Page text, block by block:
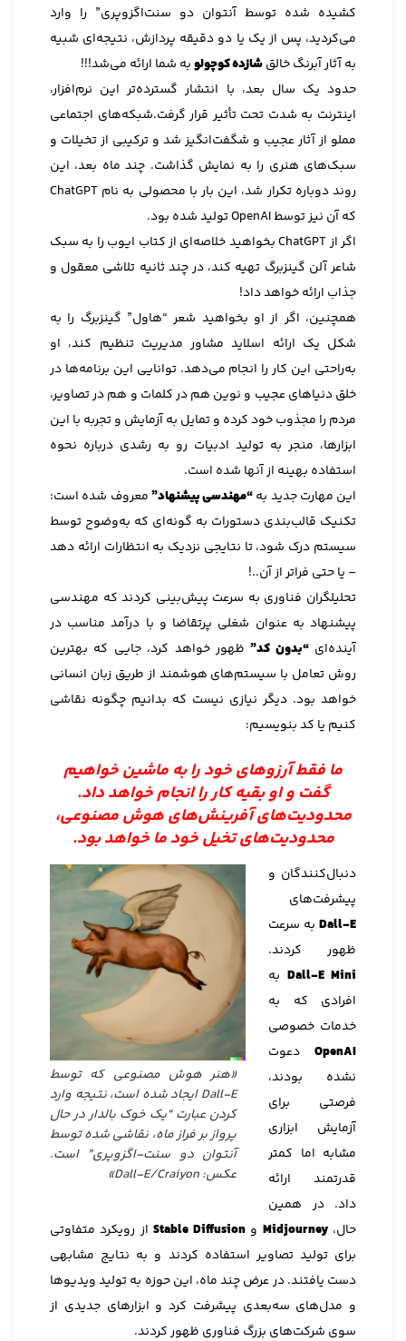
کشیده شده توسط آنتوان دو سنت‌اگزوپری” را وارد
می‌کردید، پس از یک یا دو دقیقه پردازش، نتیجه‌ای شبیه
به آثار آبرنگ خالقشازده کوچولوبه شما ارائه می‌شد!!!
حدود یک سال بعد، با انتشار گسترده‌تر این نرم‌افزار،
اینترنت به شدت تحت تأثیر قرار گرفت.شبکه‌های اجتماعی
مملو از آثار عجیب و شگفت‌انگیز شد و ترکیبی از تخیلات و
سبک‌های هنری را به نمایش گذاشت. چند ماه بعد، این
روند دوباره تکرار شد، این بار با محصولی به نام ChatGPT
که آن نیز توسط OpenAI تولید شده بود.
اگر از ChatGPT بخواهید خلاصه‌ای از کتاب ایوب را به سبک
شاعر آلن گینزبرگ تهیه کند، در چند ثانیه تلاشی معقول و
جذاب ارائه خواهد داد!
همچنین، اگر از او بخواهید شعر “هاول” گینزبرگ را به
شکل یک ارائه اسلاید مشاور مدیریت تنظیم کند، او
به‌راحتی این کار را انجام می‌دهد. توانایی این برنامه‌ها در
خلق دنیاهای عجیب و نوین هم در کلمات و هم در تصاویر،
مردم را مجذوب خود کرده و تمایل به آزمایش و تجربه با این
ابزارها، منجر به تولید ادبیات رو به رشدی درباره نحوه
استفاده بهینه از آنها شده است.
این مهارت جدید به“مهندسی پیشنهاد”معروف شده است:
تکنیک قالب‌بندی دستورات به گونه‌ای که به‌وضوح توسط
سیستم درک شود، تا نتایجی نزدیک به انتظارات ارائه دهد
– یا حتی فراتر از آن..!
تحلیلگران فناوری به سرعت پیش‌بینی کردند که مهندسی
پیشنهاد به عنوان شغلی پرتقاضا و با درآمد مناسب در
آینده‌ای“بدون کد”ظهور خواهد کرد، جایی که بهترین
روش تعامل با سیستم‌های هوشمند از طریق زبان انسانی
خواهد بود. دیگر نیازی نیست که بدانیم چگونه نقاشی
کنیم یا کد بنویسیم:
ما فقط آرزوهای خود را به ماشین خواهیم
گفت و او بقیه کار را انجام خواهد داد.
محدودیت‌های آفرینش‌های هوش مصنوعی،
محدودیت‌های تخیل خود ما خواهد بود.
«هنر هوش مصنوعی که توسط
Dall-E ایجاد شده است، نتیجه وارد
کردن عبارت “یک خوک بالدار در حال
پرواز بر فراز ماه، نقاشی شده توسط
آنتوان دو سنت-اگزوپری” است.
عکس: Dall-E/Craiyon»
دنبال‌کنندگان و
پیشرفت‌های
Dall-E به سرعت
ظهور کردند.
Dall-E Mini به
افرادی که به
خدمات خصوصی
OpenAI دعوت
نشده بودند،
فرصتی برای
آزمایش ابزاری
مشابه اما کمتر
قدرتمند ارائه
داد. در همین
حال،Midjourney وStable Diffusionاز رویکرد متفاوتی
برای تولید تصاویر استفاده کردند و به نتایج مشابهی
دست یافتند. در عرض چند ماه، این حوزه به تولید ویدیوها
و مدل‌های سه‌بعدی پیشرفت کرد و ابزارهای جدیدی از
سوی شرکت‌های بزرگ فناوری ظهور کردند.